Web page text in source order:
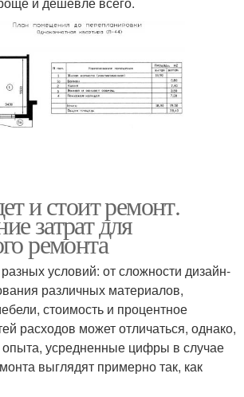
и стоит ремонт.
затрат для
ремонта
условий: от сложности дизайн-
различных материалов,
стоимость и процентное
расходов может отличаться, однако,
опыта, усредненные цифры в случае
выглядят примерно так, как